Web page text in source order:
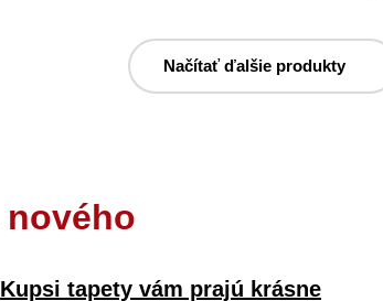
Načítať ďalšie produkty
nového
Kupsi tapety vám prajú krásne